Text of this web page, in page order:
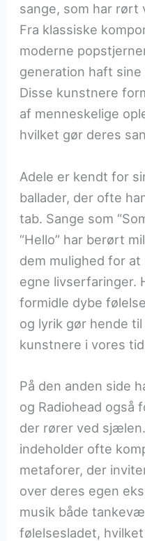
sange, som har rørt
Fra klassiske
moderne
generation haft
Disse kunstnere
af menneskelige
hvilket gør deres
Adele er kendt for
ballader, der ofte
tab. Sange som
“Hello” har berørt
dem mulighed for
egne livserfaringer.
formidle dybe
og lyrik gør hende
kunstnere i vores
På den anden side
og Radiohead også
der rører ved
indeholder ofte
metaforer, der
over deres egen
musik både
følelsesladet,